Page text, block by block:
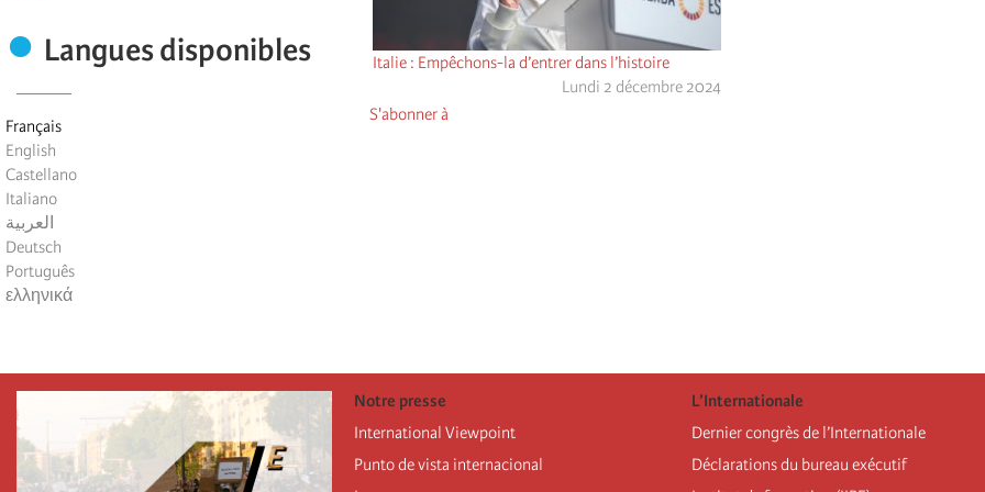
Langues disponibles
Français
English
Castellano
Italiano
العربية
Deutsch
Português
ελληνικά
Italie : Empêchons-la d’entrer dans l’histoire
Lundi 2 décembre 2024
S'abonner à
Notre presse
International Viewpoint
Punto de vista internacional
L’Internationale
Dernier congrès de l’Internationale
Déclarations du bureau exécutif